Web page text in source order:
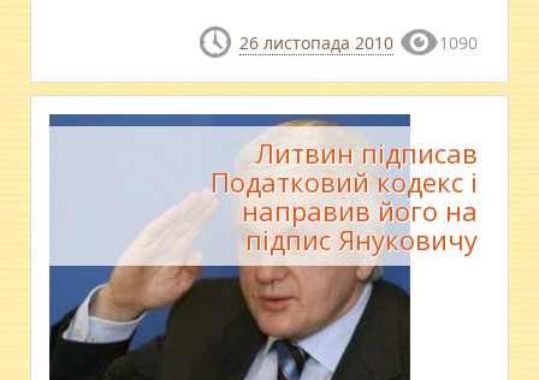
26 листопада 2010 1090
Литвин підписав
Податковий кодекс і
направив його на
підпис Януковичу